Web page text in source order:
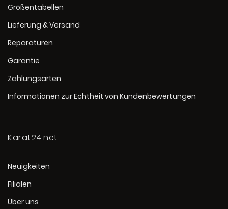
Größentabellen
Lieferung & Versand
Reparaturen
Garantie
Zahlungsarten
Informationen zur Echtheit von Kundenbewertungen
Karat24.net
Neuigkeiten
Filialen
Über uns